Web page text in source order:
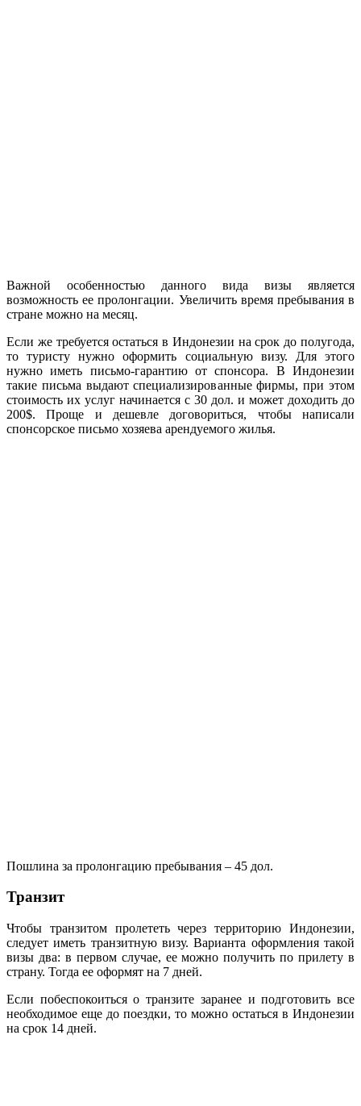
Важной особенностью данного вида визы является
возможность ее пролонгации. Увеличить время пребывания в
стране можно на месяц.
Если же требуется остаться в Индонезии на срок до полугода,
то туристу нужно оформить социальную визу. Для этого
нужно иметь письмо-гарантию от спонсора. В Индонезии
такие письма выдают специализированные фирмы, при этом
стоимость их услуг начинается с 30 дол. и может доходить до
200$. Проще и дешевле договориться, чтобы написали
спонсорское письмо хозяева арендуемого жилья.
Пошлина за пролонгацию пребывания – 45 дол.
Транзит
Чтобы транзитом пролететь через территорию Индонезии,
следует иметь транзитную визу. Варианта оформления такой
визы два: в первом случае, ее можно получить по прилету в
страну. Тогда ее оформят на 7 дней.
Если побеспокоиться о транзите заранее и подготовить все
необходимое еще до поездки, то можно остаться в Индонезии
на срок 14 дней.